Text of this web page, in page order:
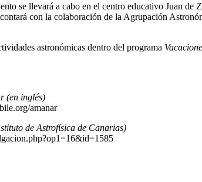
se llevará a cabo en el centro educativo Juan
con la colaboración de la Agrupación
astronómicas dentro del programa
(en inglés)
amanar
de Astrofísica de Canarias)